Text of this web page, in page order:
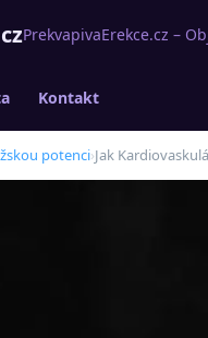
PrekvapivaErekce.cz –
Kontakt
potenci›Jak